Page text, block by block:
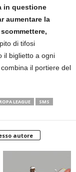
in questione
aumentare la
di tifosi
il biglietto a ogni
il portiere del
LEAGUE
SMS
autore